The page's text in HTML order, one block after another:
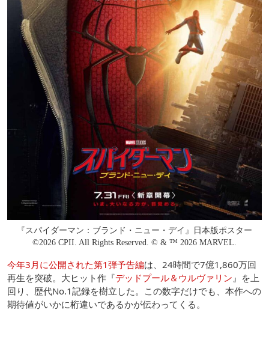
『スパイダーマン：ブランド・ニュー・デイ』日本版ポスター
©2026 CPII. All Rights Reserved. © & ™ 2026 MARVEL.
今年3月に公開された第1弾予告編は、24時間で7億1,860万回
再生を突破。大ヒット作『デッドプール＆ウルヴァリン 』を上
回り、歴代No.1記録を樹立した。この数字だけでも、本作への
期待値がいかに桁違いであるかが伝わってくる。